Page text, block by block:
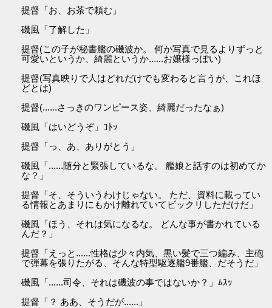
提督「お、お茶で頼む」
磯風「了解した」
提督(この子が秘書艦の磯波か。 何か写真で見るよりずっと
可愛いというか、綺麗というか......お嬢様っぽい)
提督(写真映りで人はどれだけでも変わると言うが、これほ
どとは)
提督(......さっきのワンピース姿、綺麗だったなぁ)
磯風「はいどうぞ」ｺﾄｯ
提督「っ、あ、ありがとう」
磯風「......随分と緊張しているな。 艦娘と話すのは初めてか
な？」
提督「そ、そういうわけじゃない。 ただ、資料に載ってい
る情報とあまりにもかけ離れていてビックリしただけだ」
磯風「ほう、それは気になるな。 どんな事が書かれている
んだ？」
提督「えっと......性格は少々内気、黒い髪で三つ編み、主砲
で弾幕を張りたがる、そんな特型駆逐艦9番艦、だそうだ」
磯風「......司令、それは磯波の事ではないか？」ﾑｽｯ
提督「？ ああ、そうだが......」